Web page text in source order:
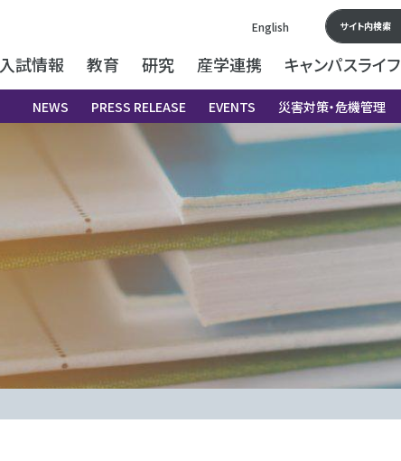
English サイト内検索
入試情報 教育 研究 産学連携 キャンパスライフ
NEWS PRESS RELEASE EVENTS 災害対策・危機管理